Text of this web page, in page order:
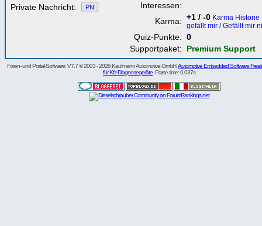
Interessen:
Karma: +1 / -0 Karma Historie
gefällt mir / Gefällt mir
Quiz-Punkte: 0
Supportpaket:
Premium Support
Private Nachricht:
PN
Foren- und Portal-Software: V7.7 © 2003 - 2026 Kaufmann Automotive GmbH,Automotive Embedded Software
für Kfz-Diagnosegeräte . Parse time: 0,037s